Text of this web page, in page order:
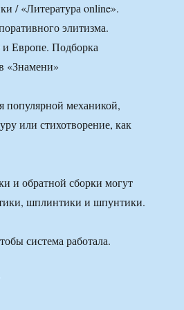
популярной механикой,
или стихотворение, как
и обратной сборки могут
шплинтики и шпунтики.
система работала.